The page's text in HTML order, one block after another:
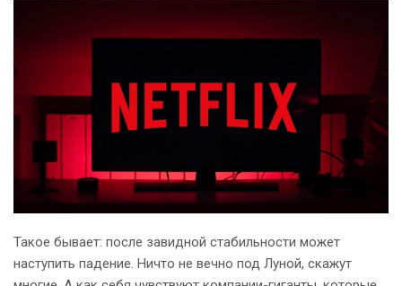
Такое бывает: после завидной стабильности может
наступить падение. Ничто не вечно под Луной, скажут